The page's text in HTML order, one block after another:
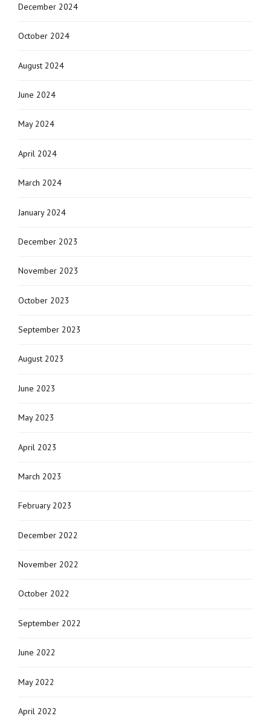
December 2024
October 2024
August 2024
June 2024
May 2024
April 2024
March 2024
January 2024
December 2023
November 2023
October 2023
September 2023
August 2023
June 2023
May 2023
April 2023
March 2023
February 2023
December 2022
November 2022
October 2022
September 2022
June 2022
May 2022
April 2022